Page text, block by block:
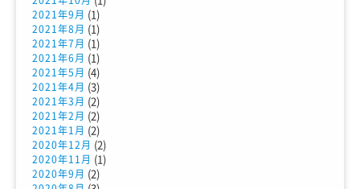
2021年9月 (1)
2021年8月 (1)
2021年7月 (1)
2021年6月 (1)
2021年5月 (4)
2021年4月 (3)
2021年3月 (2)
2021年2月 (2)
2021年1月 (2)
2020年12月 (2)
2020年11月 (1)
2020年9月 (2)